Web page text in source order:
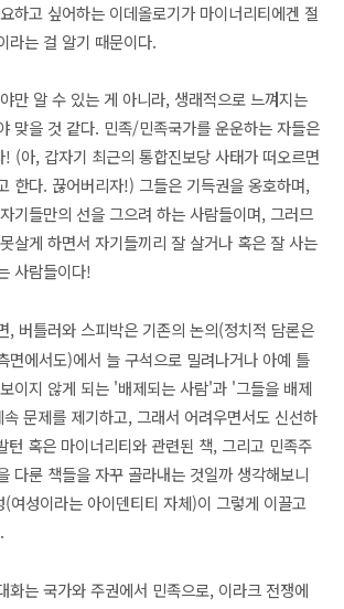
하고 싶어하는 이데올로기가 마이너리티에겐 절
라는 걸 알기 때문이다.
만 알 수 있는 게 아니라, 생래적으로 느껴지는
맞을 것 같다. 민족/민족국가를 운운하는 자들은
! (아, 갑자기 최근의 통합진보당 사태가 떠오르면
한다. 끊어버리자!) 그들은 기득권을 옹호하며,
기들만의 선을 그으려 하는 사람들이며, 그러므
살게 하면서 자기들끼리 잘 살거나 혹은 잘 사는
사람들이다!
, 버틀러와 스피박은 기존의 논의(정치적 담론은
면에서도)에서 늘 구석으로 밀려나거나 아예 틀
이지 않게 되는 '배제되는 사람'과 '그들을 배제
문제를 제기하고, 그래서 어려우면서도 신선하
턴 혹은 마이너리티와 관련된 책, 그리고 민족주
다룬 책들을 자꾸 골라내는 것일까 생각해보니
(여성이라는 아이덴티티 자체)이 그렇게 이끌고
화는 국가와 주권에서 민족으로, 이라크 전쟁에